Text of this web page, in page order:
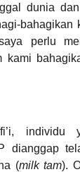
dunia
bahagikan
perlu
kami
individu
dianggap
(milk tam).